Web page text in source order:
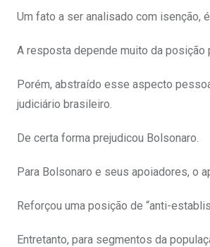
Um fato a ser analisado com isenção,
A resposta depende muito da posição
Porém, abstraído esse aspecto
judiciário brasileiro.
De certa forma prejudicou Bolsonaro.
Para Bolsonaro e seus apoiadores, o
Reforçou uma posição de “anti-
Entretanto, para segmentos da